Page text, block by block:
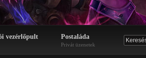
vezérlőpult Postaláda
Privát üzenetek